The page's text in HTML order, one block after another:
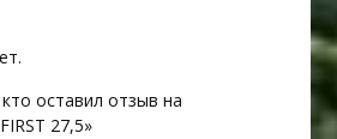
оставил отзыв на
27,5»